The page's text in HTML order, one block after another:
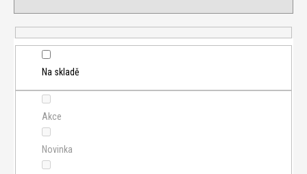
r
o
k
Na skladě
Akce
Novinka